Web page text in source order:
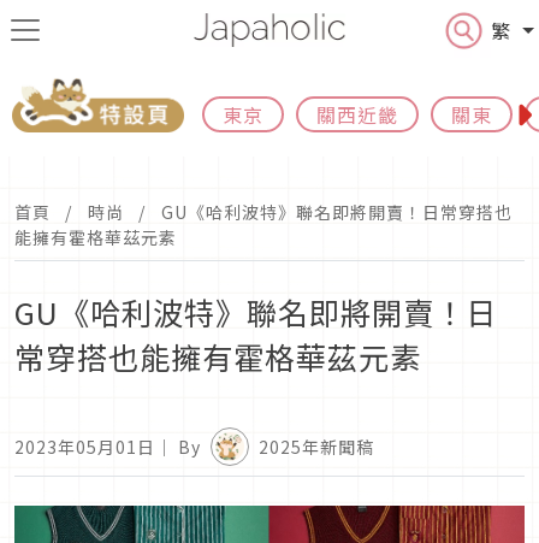
繁
東京 關西近畿 關東
首頁 時尚
GU《哈利波特》聯名即將開賣！日常穿搭也
能擁有霍格華茲元素
GU《哈利波特》聯名即將開賣！日
常穿搭也能擁有霍格華茲元素
2023年05月01日 ｜ By 2025年新聞稿